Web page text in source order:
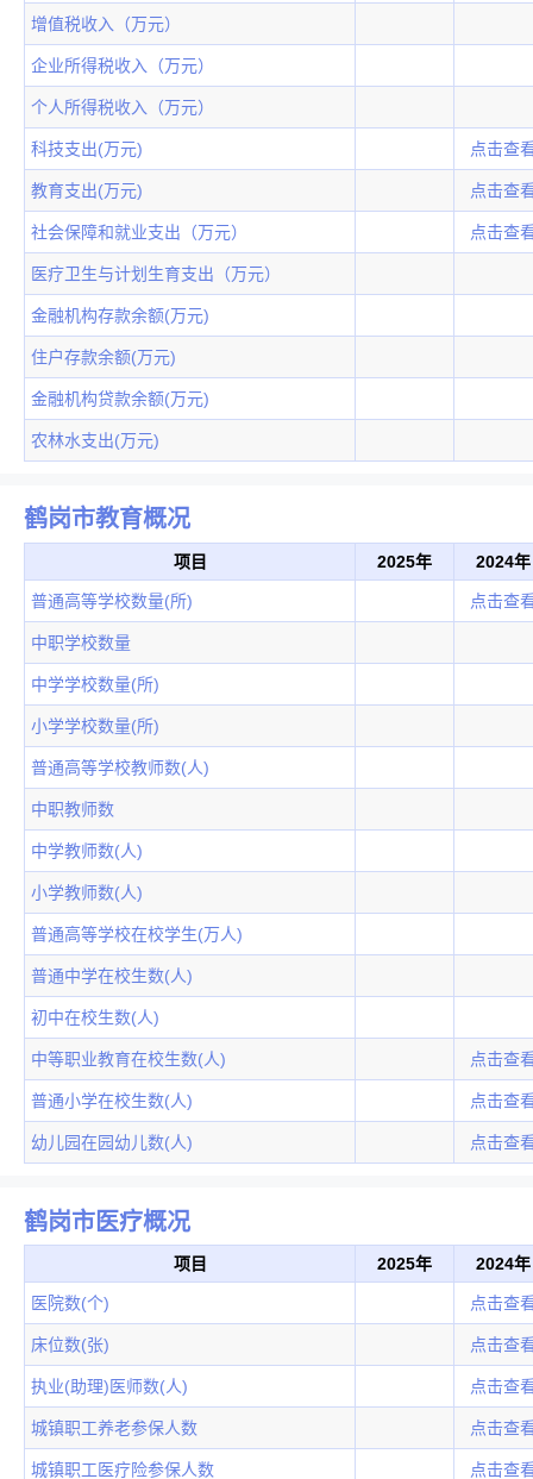
增值税收入（万元）
企业所得税收入（万元）
个人所得税收入（万元）
科技支出(万元) 点击查
教育支出(万元) 点击查
社会保障和就业支出（万元） 点击查
医疗卫生与计划生育支出（万元）
金融机构存款余额(万元)
住户存款余额(万元)
金融机构贷款余额(万元)
农林水支出(万元)
鹤岗市教育概况
项目 2025年 2024年
普通高等学校数量(所) 点击查
中职学校数量
中学学校数量(所)
小学学校数量(所)
普通高等学校教师数(人)
中职教师数
中学教师数(人)
小学教师数(人)
普通高等学校在校学生(万人)
普通中学在校生数(人)
初中在校生数(人)
中等职业教育在校生数(人) 点击查
普通小学在校生数(人) 点击查
幼儿园在园幼儿数(人) 点击查
鹤岗市医疗概况
项目 2025年 2024年
医院数(个) 点击查
床位数(张) 点击查
执业(助理)医师数(人) 点击查
城镇职工养老参保人数 点击查
城镇职工医疗险参保人数 点击查